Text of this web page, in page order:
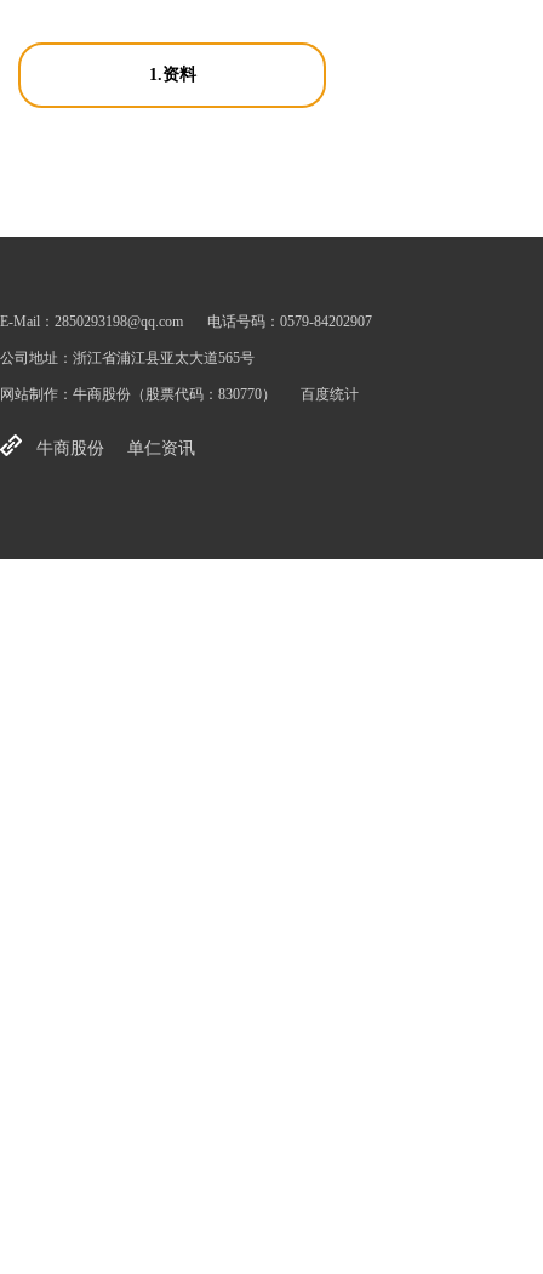
1.资料
E-Mail：2850293198@qq.com 电话号码：0579-84202907
公司地址：浙江省浦江县亚太大道565号
网站制作： 牛商股份 （股票代码：830770） 百度统计
牛商股份 单仁资讯